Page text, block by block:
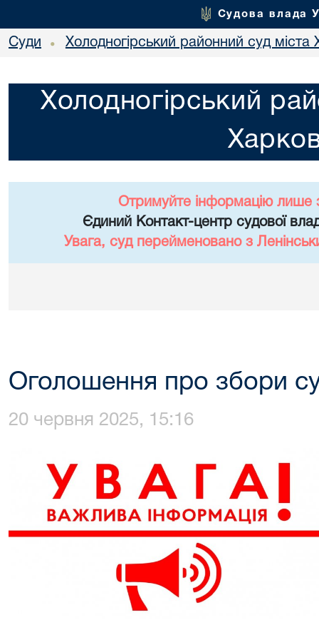
Судова влада
Суди • Холодногірський районний суд міста
Холодногірський
Отримуйте інформацію лише
Єдиний Контакт-центр судової
Увага, суд перейменовано з
Оголошення про збори
20 червня 2025, 15:16